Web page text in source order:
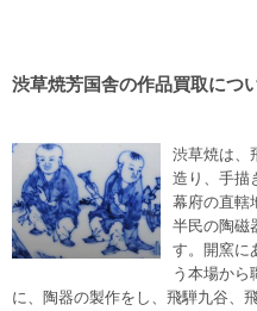
渋草焼芳国舎の作品買取につ
渋草焼は、
造り、手描
幕府の直轄
半民の陶磁
す。開窯に
う本場から
に、陶器の製作をし、飛騨九谷、